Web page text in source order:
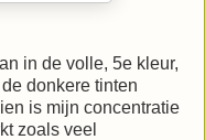
in de volle, 5e kleur,
donkere tinten
is mijn concentratie
zoals veel